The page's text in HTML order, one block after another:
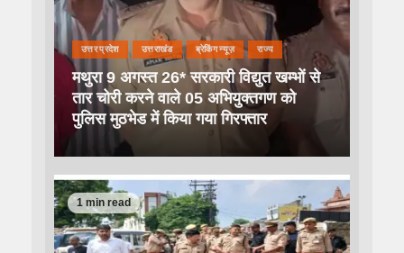
उत्तर प्रदेश उत्तराखंड ब्रेकिंग न्यूज़ राज्य
मथुरा 9 अगस्त 26* सरकारी विद्युत खम्भों से
तार चोरी करने वाले 05 अभियुक्तगण को
पुलिस मुठभेड में किया गया गिरफ्तार
1 min read